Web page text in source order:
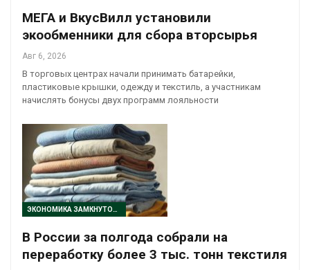
МЕГА и ВкусВилл установили
экообменники для сбора вторсырья
Авг 6, 2026
В торговых центрах начали принимать батарейки,
пластиковые крышки, одежду и текстиль, а участникам
начислять бонусы двух программ лояльности
ЭКОНОМИКА ЗАМКНУТОГО ЦИКЛА
В России за полгода собрали на
переработку более 3 тыс. тонн текстиля